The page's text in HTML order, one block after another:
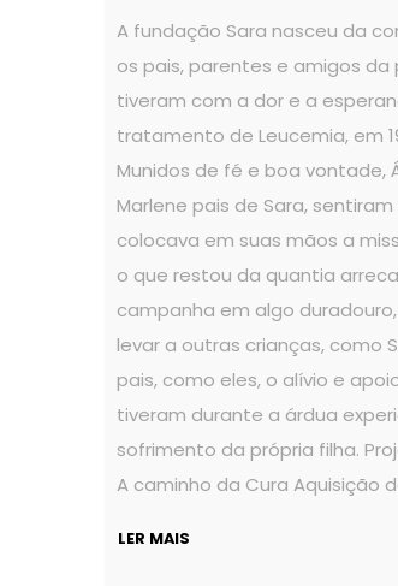
A fundação Sara nasceu da
os pais, parentes e amigos da
tiveram com a dor e a
tratamento de Leucemia, em
Munidos de fé e boa vontade,
Marlene pais de Sara, sentiram
colocava em suas mãos a
o que restou da quantia
campanha em algo
levar a outras crianças, como
pais, como eles, o alívio e
tiveram durante a árdua
sofrimento da própria filha.
A caminho da Cura Aquisição
LER MAIS